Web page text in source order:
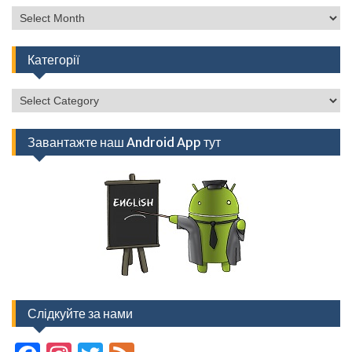
Архів
Категорії
Категорії
Завантажте наш Android App тут
Слідкуйте за нами